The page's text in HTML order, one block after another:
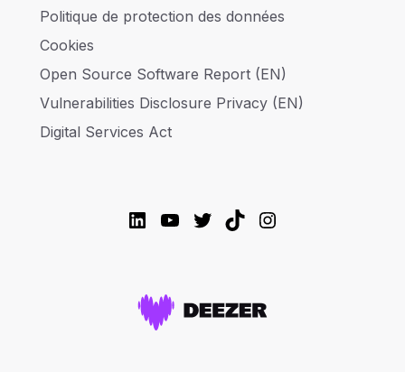
Politique de protection des données
Cookies
Open Source Software Report (EN)
Vulnerabilities Disclosure Privacy (EN)
Digital Services Act
LinkedIn
YouTube
Twitter
TikTokInstagram